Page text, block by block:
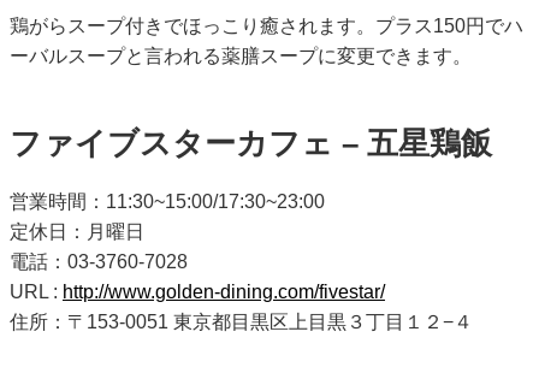
鶏がらスープ付きでほっこり癒されます。プラス150円でハ
ーバルスープと言われる薬膳スープに変更できます。
ファイブスターカフェ – 五星鶏飯
営業時間：11:30~15:00/17:30~23:00
定休日：月曜日
電話：03-3760-7028
URL : http://www.golden-dining.com/fivestar/
住所：〒153-0051 東京都目黒区上目黒３丁目１２−４